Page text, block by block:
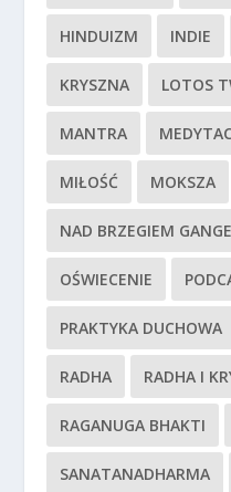
HINDUIZM INDIE
KRYSZNA LOTOS
MANTRA
MIŁOŚĆ MOKSZA
NAD BRZEGIEM
OŚWIECENIE
PRAKTYKA DUCHOWA
RADHA RADHA I
RAGANUGA BHAKTI
SANATANADHARMA